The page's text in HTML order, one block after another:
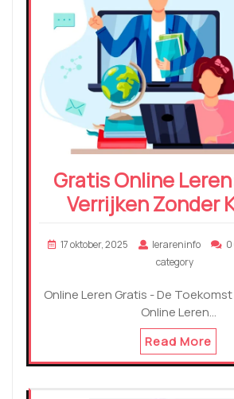
Gratis Online
Verrijken Zonder
17 oktober, 2025 lerareninfo
category
Online Leren Gratis - De
Online Leren…
Read More